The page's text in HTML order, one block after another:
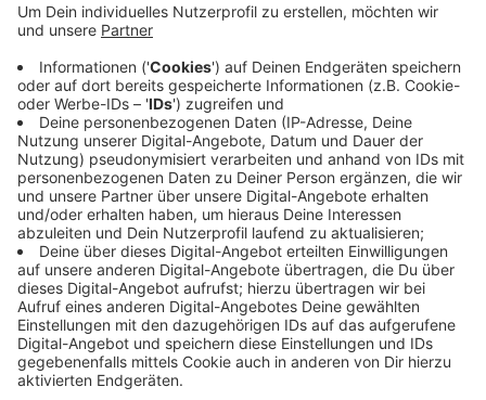
Anzeige
Keine allgemeine Stallpflicht
Anzeige
Das Veterinäramt des Kreises Siegen-Wittgenstein
warnt: während des Vogelzugs jetzt im Herbst ist das
Risiko hoch, dass Wildvögel das Virus in
Geflügelbestände einschleppen. Eine Ansteckung kann
direkt durch Kontakt mit Wildvögeln oder indirekt über
Futter, Einstreu oder Kleidung passieren. Eine
allgemeine Stallpflicht hält das Amt derzeit nicht für